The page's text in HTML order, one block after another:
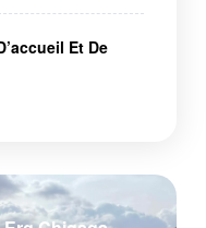
Et De